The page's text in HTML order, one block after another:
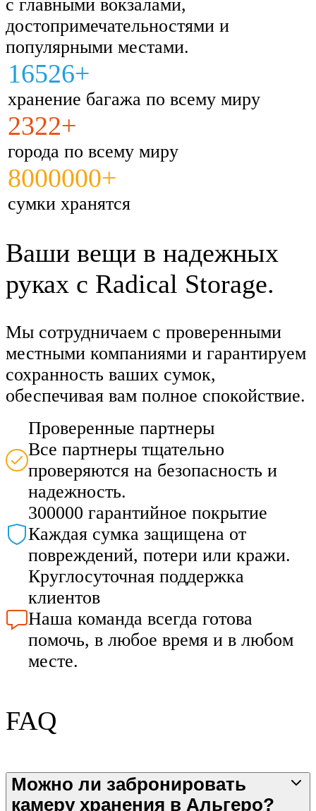
с главными вокзалами,
достопримечательностями и
популярными местами.
16526+
хранение багажа по всему миру
2322+
города по всему миру
8000000+
сумки хранятся
Ваши вещи в надежных
руках с Radical Storage.
Мы сотрудничаем с проверенными
местными компаниями и гарантируем
сохранность ваших сумок,
обеспечивая вам полное спокойствие.
Проверенные партнеры
Все партнеры тщательно
проверяются на безопасность и
надежность.
300000 гарантийное покрытие
Каждая сумка защищена от
повреждений, потери или кражи.
Круглосуточная поддержка
клиентов
Наша команда всегда готова
помочь, в любое время и в любом
месте.
FAQ
Можно ли забронировать
камеру хранения в Альгеро?